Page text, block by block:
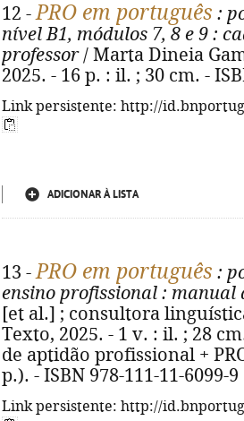
12 -PRO em português :
nível B1, módulos 7, 8 e 9 :
professor/ Marta Dineia
2025. - 16 p. : il. ; 30 cm. -
Link persistente: http://
ADICIONAR À LISTA
13 -PRO em português :
ensino profissional : manual
[et al.] ; consultora
Texto, 2025. - 1 v. : il. ; 28
de aptidão profissional +
p.). - ISBN 978-111-11-6099-9
Link persistente: http://